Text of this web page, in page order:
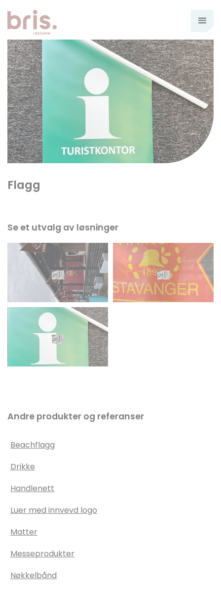
Flagg
Se et utvalg av løsninger
Andre produkter og referanser
Beachflagg
Drikke
Handlenett
Luer med innvevd logo
Matter
Messeprodukter
Nøkkelbånd